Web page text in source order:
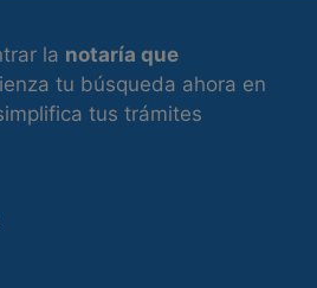
la notaría que
tu búsqueda ahora en
tus trámites